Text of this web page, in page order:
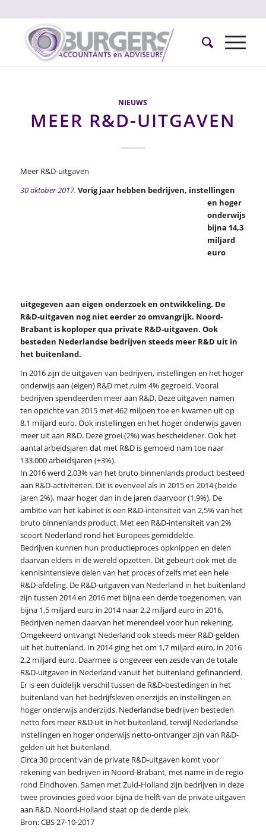
NIEUWS
MEER R&D-UITGAVEN
Meer R&D-uitgaven
30 oktober 2017. Vorig jaar hebben bedrijven, instellingen
en hoger
onderwijs
bijna 14,3
miljard
euro
uitgegeven aan eigen onderzoek en ontwikkeling. De
R&D-uitgaven nog niet eerder zo omvangrijk. Noord-
Brabant is koploper qua private R&D-uitgaven. Ook
besteden Nederlandse bedrijven steeds meer R&D uit in
het buitenland.
In 2016 zijn de uitgaven van bedrijven, instellingen en het hoger
onderwijs aan (eigen) R&D met ruim 4% gegroeid. Vooral
bedrijven spendeerden meer aan R&D. Deze uitgaven namen
ten opzichte van 2015 met 462 miljoen toe en kwamen uit op
8,1 miljard euro. Ook instellingen en het hoger onderwijs gaven
meer uit aan R&D. Deze groei (2%) was bescheidener. Ook het
aantal arbeidsjaren dat met R&D is gemoeid nam toe naar
133.000 arbeidsjaren (+3%).
In 2016 werd 2,03% van het bruto binnenlands product besteed
aan R&D-activiteiten. Dit is evenveel als in 2015 en 2014 (beide
jaren 2%), maar hoger dan in de jaren daarvoor (1,9%). De
ambitie van het kabinet is een R&D-intensiteit van 2,5% van het
bruto binnenlands product. Met een R&D-intensiteit van 2%
scoort Nederland rond het Europees gemiddelde.
Bedrijven kunnen hun productieproces opknippen en delen
daarvan elders in de wereld opzetten. Dit gebeurt ook met de
kennisintensieve delen van het proces of zelfs met een hele
R&D-afdeling. De R&D-uitgaven van Nederland in het buitenland
zijn tussen 2014 en 2016 met bijna een derde toegenomen, van
bijna 1,5 miljard euro in 2014 naar 2,2 miljard euro in 2016.
Bedrijven nemen daarvan het merendeel voor hun rekening.
Omgekeerd ontvangt Nederland ook steeds meer R&D-gelden
uit het buitenland. In 2014 ging het om 1,7 miljard euro, in 2016
2,2 miljard euro. Daarmee is ongeveer een zesde van de totale
R&D-uitgaven in Nederland vanuit het buitenland gefinancierd.
Er is een duidelijk verschil tussen de R&D-bestedingen in het
buitenland van het bedrijfsleven enerzijds en instellingen en
hoger onderwijs anderzijds. Nederlandse bedrijven besteden
netto fors meer R&D uit in het buitenland, terwijl Nederlandse
instellingen en hoger onderwijs netto-ontvanger zijn van R&D-
gelden uit het buitenland.
Circa 30 procent van de private R&D-uitgaven komt voor
rekening van bedrijven in Noord-Brabant, met name in de regio
rond Eindhoven. Samen met Zuid-Holland zijn bedrijven in deze
twee provincies goed voor bijna de helft van de private uitgaven
aan R&D. Noord-Holland staat op de derde plek.
Bron: CBS 27-10-2017